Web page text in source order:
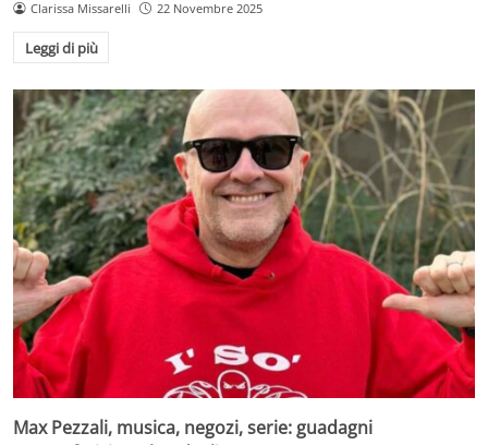
Clarissa Missarelli 22 Novembre 2025
Leggi di più
Max Pezzali, musica, negozi, serie: guadagni